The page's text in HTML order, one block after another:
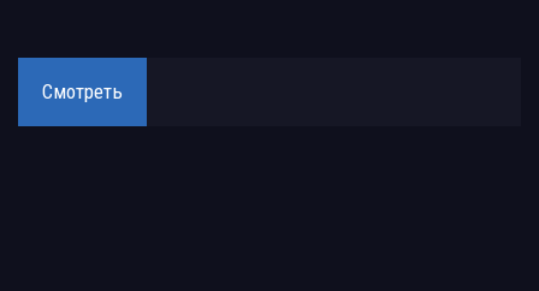
Смотреть